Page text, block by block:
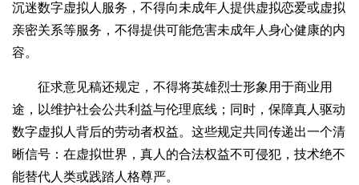
沉迷数字虚拟人服务，不得向未成年人提供虚拟恋爱或虚拟
亲密关系等服务，不得提供可能危害未成年人身心健康的内
容。
征求意见稿还规定，不得将英雄烈士形象用于商业用
途，以维护社会公共利益与伦理底线；同时，保障真人驱动
数字虚拟人背后的劳动者权益。这些规定共同传递出一个清
晰信号：在虚拟世界，真人的合法权益不可侵犯，技术绝不
能替代人类或践踏人格尊严。